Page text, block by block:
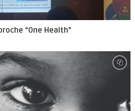
“One Health”